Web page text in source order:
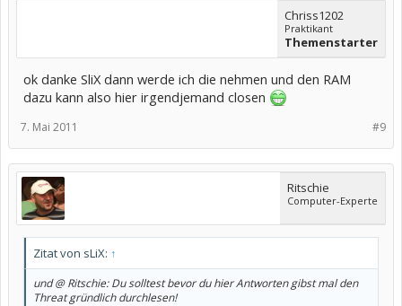
Chriss1202
Praktikant
Themenstarter
ok danke SliX dann werde ich die nehmen und den RAM
dazu kann also hier irgendjemand closen
#9
7. Mai 2011
Ritschie
Computer-Experte
Zitat von sLiX: ↑
und @ Ritschie: Du solltest bevor du hier Antworten gibst mal den
Threat gründlich durchlesen!